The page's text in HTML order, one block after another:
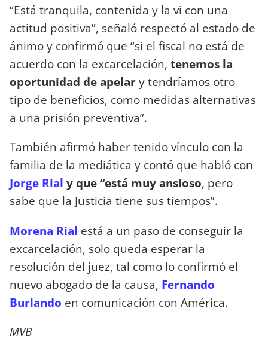
“Está tranquila, contenida y la vi con una
actitud positiva”, señaló respectó al estado de
ánimo y confirmó que “si el fiscal no está de
acuerdo con la excarcelación, tenemos la
oportunidad de apelary tendríamos otro
tipo de beneficios, como medidas alternativas
a una prisión preventiva”.
También afirmó haber tenido vínculo con la
familia de la mediática y contó que habló con
Jorge Rial y que “está muy ansioso, pero
sabe que la Justicia tiene sus tiempos”.
Morena Rial está a un paso de conseguir la
excarcelación, solo queda esperar la
resolución del juez, tal como lo confirmó el
nuevo abogado de la causa, Fernando
Burlando en comunicación con América.
MVB